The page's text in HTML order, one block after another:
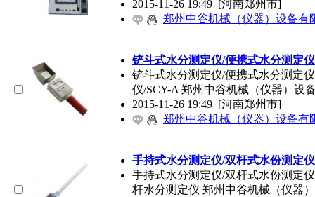
2015-11-26 19:49 [河南郑州市]
郑州中谷机械（仪器）设备有
铲斗式水分测定仪/便携式水分测定仪
铲斗式水分测定仪/便携式水分测定
仪/SCY-A 郑州中谷机械（仪器）设
2015-11-26 19:49 [河南郑州市]
郑州中谷机械（仪器）设备有
手持式水分测定仪/双杆式水份测定仪
手持式水分测定仪/双杆式水份测定
杆水分测定仪 郑州中谷机械（仪器